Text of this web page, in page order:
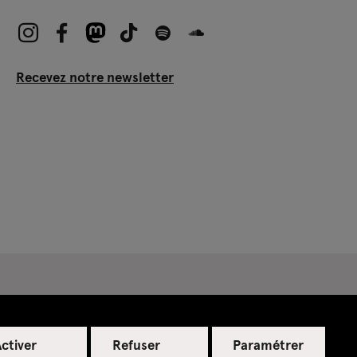
Refuser
Paramétrer
Recevez notre newsletter